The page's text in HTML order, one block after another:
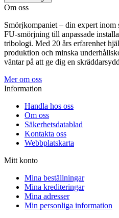
Om oss
Smörjkompaniet – din expert
FU-smörjning till anpassade
tribologi. Med 20 års erfarenhet
produktion och minska
väntar på att ge dig en
Mer om oss
Information
Handla hos oss
Om oss
Säkerhetsdatablad
Kontakta oss
Webbplatskarta
Mitt konto
Mina beställningar
Mina krediteringar
Mina adresser
Min personliga information